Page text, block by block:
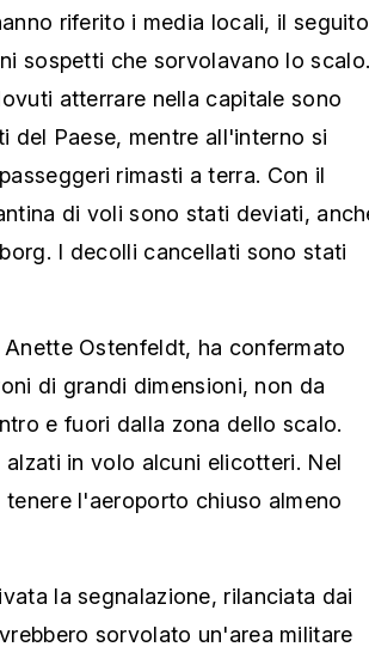
riferito i media locali, il seguito
sospetti che sorvolavano lo scalo.
atterrare nella capitale sono
del Paese, mentre all'interno si
rimasti a terra. Con il
di voli sono stati deviati,
I decolli cancellati sono stati
Ostenfeldt, ha confermato
di grandi dimensioni, non da
e fuori dalla zona dello scalo.
in volo alcuni elicotteri. Nel
l'aeroporto chiuso almeno
la segnalazione, rilanciata dai
sorvolato un'area militare